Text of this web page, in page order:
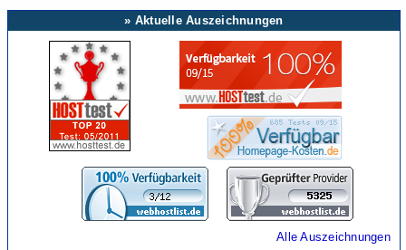
» Aktuelle Auszeichnungen
Alle Auszeichnungen